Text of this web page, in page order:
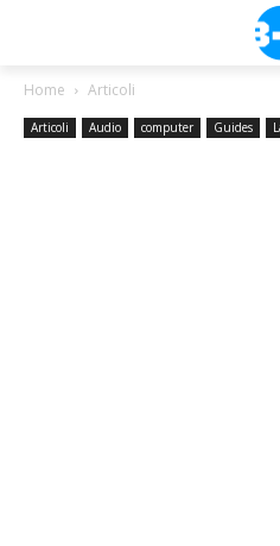
Home Articoli
Articoli Audio computer Guides